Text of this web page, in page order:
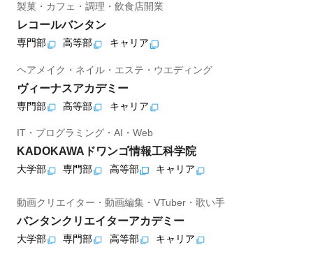
製菓・カフェ・調理・飲食店開業
レコールバンタン
専門部 高等部 キャリア
ヘアメイク・ネイル・エステ・ウエディング
ヴィーナスアカデミー
専門部 高等部 キャリア
IT・プログラミング・AI・Web
KADOKAWAドワンゴ情報工科学院
大学部 専門部 高等部 キャリア
動画クリエイター・動画編集・VTuber・歌い手
バンタンクリエイターアカデミー
大学部 専門部 高等部 キャリア